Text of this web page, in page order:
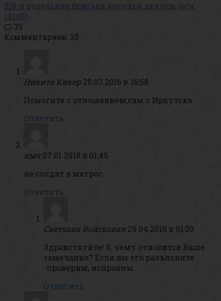
810-я отдельная бригада морской пехоты (в/ч
13140)
35
Комментариев: 35
Никита Кикер 25.03.2016 в 16:58
Помогите с отношением,сам с Иркутска
Ответить
имя 07.01.2018 в 01:45
не солдат а матрос.
Ответить
Светлана Войсковая 29.04.2018 в 01:20
Здравствуйте! К чему относится Ваше
замечание? Если вы его разъясните
-проверим, исправим.
Ответить